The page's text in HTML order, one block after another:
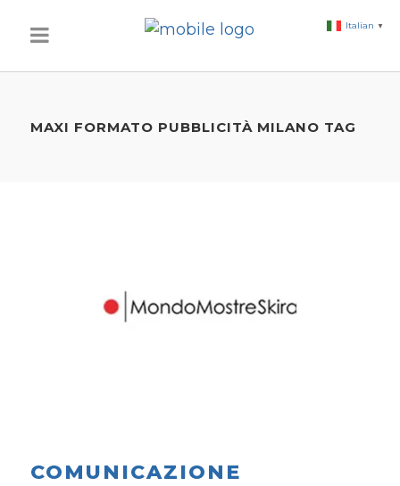
MAXI FORMATO PUBBLICITÀ MILANO TAG
COMUNICAZIONE
Italian ▼